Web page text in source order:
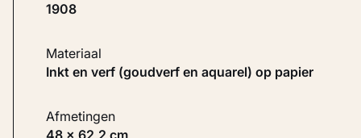
1908
Materiaal
Inkt en verf (goudverf en aquarel) op papier
Afmetingen